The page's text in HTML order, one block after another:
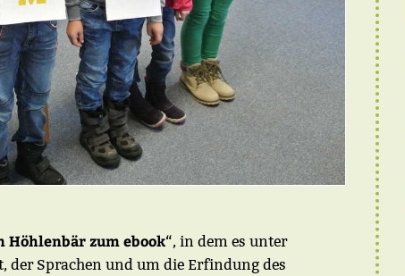
Höhlenbär zum ebook“, in dem es unter
der Sprachen und um die Erfindung des